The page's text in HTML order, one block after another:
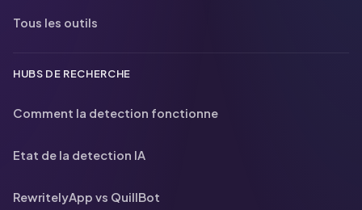
Tous les outils
HUBS DE RECHERCHE
Comment la detection fonctionne
Etat de la detection IA
RewritelyApp vs QuillBot